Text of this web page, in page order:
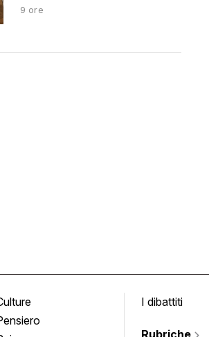
9 ore
I dibattiti